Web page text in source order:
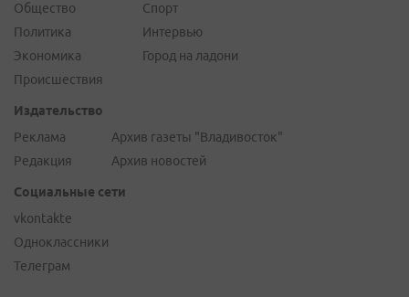
Общество
Политика
Экономика
Происшествия
Спорт
Интервью
Город на ладони
Издательство
Реклама
Редакция
Архив газеты "Владивосток"
Архив новостей
Социальные сети
vkontakte
Одноклассники
Телеграм